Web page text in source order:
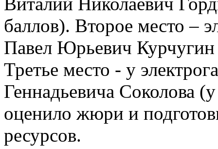
баллов). Второе место –
Павел Юрьевич Курчугин
Третье место - у
Геннадьевича Соколова
оценило жюри и
ресурсов.